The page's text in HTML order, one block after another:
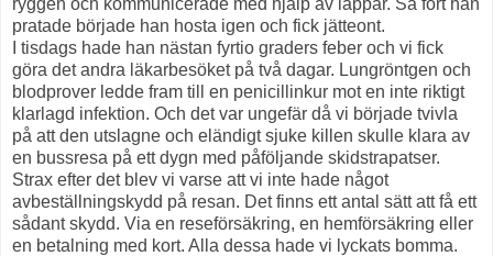
ryggen och kommunicerade med hjälp av lappar. Så fort han
pratade började han hosta igen och fick jätteont.
I tisdags hade han nästan fyrtio graders feber och vi fick
göra det andra läkarbesöket på två dagar. Lungröntgen och
blodprover ledde fram till en penicillinkur mot en inte riktigt
klarlagd infektion. Och det var ungefär då vi började tvivla
på att den utslagne och eländigt sjuke killen skulle klara av
en bussresa på ett dygn med påföljande skidstrapatser.
Strax efter det blev vi varse att vi inte hade något
avbeställningskydd på resan. Det finns ett antal sätt att få ett
sådant skydd. Via en reseförsäkring, en hemförsäkring eller
en betalning med kort. Alla dessa hade vi lyckats bomma.